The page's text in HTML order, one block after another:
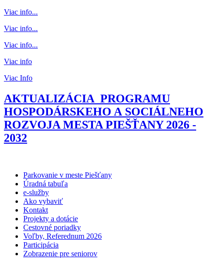
Viac info...
Viac info...
Viac info...
Viac info
Viac Info
AKTUALIZÁCIA PROGRAMU
HOSPODÁRSKEHO A SOCIÁLNEHO
ROZVOJA MESTA PIEŠŤANY 2026 -
2032
Parkovanie v meste Piešťany
Úradná tabuľa
e-služby
Ako vybaviť
Kontakt
Projekty a dotácie
Cestovné poriadky
Voľby, Referednum 2026
Participácia
Zobrazenie pre seniorov